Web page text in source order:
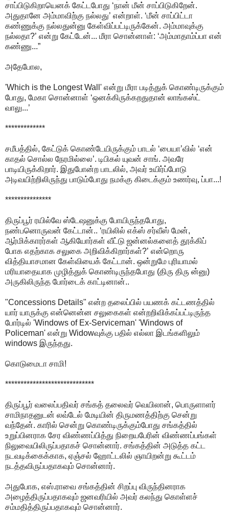
சாப்பிடுகிறாயெனக் கேட்டபோது ‘நான் மீன் சாப்பிடுகிறேன்.
அதுதானே அம்மாவிற்கு நல்லது’ என்றாள். ‘மீன் சாப்பிட்டா
கண்ணுக்கு நல்லதுன்னு கேள்விப்பட்டிருக்கேன். அம்மாவுக்கு
நல்லதா?’ என்று கேட்டேன்... மீரா சொன்னாள்: ‘அம்மாதாம்ப்பா என்
கண்ணு...”
அதேபோல,
'Which is the Longest Wall' என்று மீரா படித்துக் கொண்டிருக்கும்
போது, மேகா சொன்னாள் ‘ஒனக்கிருக்கறதுதான் லாங்கஸ்ட்
வாலு...’
*************
சமீபத்தில், கேட்டுக் கொண்டேயிருக்கும் பாடல் ‘பையா’வில் ‘என்
காதல் சொல்ல நேரமில்லை’. டிபிகல் யுவன் சாங். அவரே
பாடியிருக்கிறார். இதுபோன்ற பாடலில், அவர் உயிர்ப்போடு
அடிவயிற்றிலிருந்து பாடும்போது நமக்கு கிடைக்கும் உணர்வு, ப்பா...!
***************
திருப்பூர் ரயில்வே ஸ்டேஷனுக்கு போயிருந்தபோது,
நண்பனொருவன் கேட்டான்.. ‘ரயிலில் எக்ஸ் சர்வீஸ் மேன்,
ஆர்மிக்காரர்கள் ஆகியோர்கள் வீட்டு ஜன்னல்களைத் தூக்கிப்
போக எதற்காக சலுகை அறிவிக்கிறார்கள்?’ என்றொரு
வித்தியாசமான கேள்வியைக் கேட்டான். ஒன்றுமே புரியாமல்
மரியாதையாக முழித்துக் கொண்டிருந்தபோது (திரு திரு ன்னு)
அருகிலிருந்த போர்டைக் காட்டினான்..
"Concessions Details" என்ற தலைப்பில் பயணக் கட்டணத்தில்
யார் யாருக்கு என்னென்ன சலுகைகள் என்றறிவிக்கப்பட்டிருந்த
போர்டில் 'Windows of Ex-Serviceman' 'Windows of
Policeman' என்று Widowவுக்கு பதில் எல்லா இடங்களிலும்
windows இருந்தது.
கொடுமைடா சாமி!
*****************************
திருப்பூர் வலைப்பதிவர் சங்கத் தலைவர் வெயிலான், பொருளாளர்
சாமிநாதனுடன் லவ்டேல் மேடியின் திருமணத்திற்கு சென்று
வந்தேன். காரில் சென்று கொண்டிருக்கும்போது சங்கத்தில்
உறுப்பினராக சேர விண்ணப்பித்து நிறையபேரின் விண்ணப்பங்கள்
நிலுவையிலிருப்பதாகச் சொன்னார். சங்கத்தின் அடுத்த கட்ட
நடவடிக்கைக்காக, ஏஞ்சல் ஹோட்டலில் ஞாயிறன்று கூட்டம்
நடத்தவிருப்பதாகவும் சொன்னார்.
அதுபோக, எஸ்.ராவை சங்கத்தின் சிறப்பு விருந்தினராக
அழைத்திருப்பதாகவும் ஜனவரியில் அவர் கலந்து கொள்ளச்
சம்மதித்திருப்பதாகவும் சொன்னார்.